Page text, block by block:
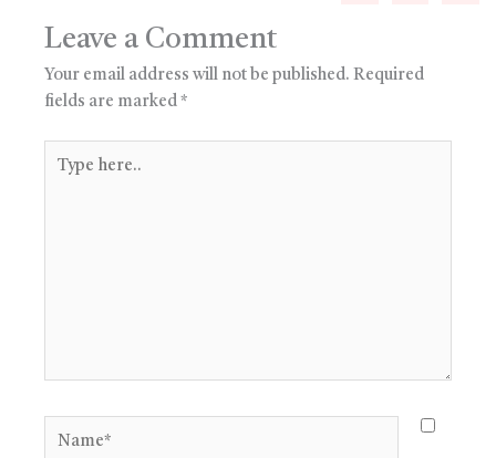
Leave a Comment
Your email address will not be published. Required
fields are marked *
here..